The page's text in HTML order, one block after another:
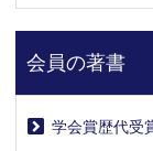
会員の著書
学会賞歴代受